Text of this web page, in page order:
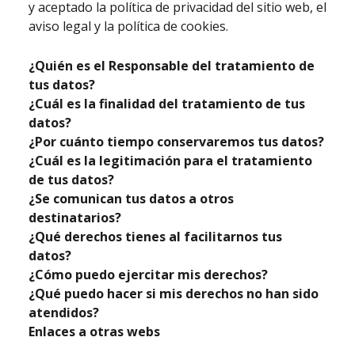
y aceptado la política de privacidad del sitio web, el
aviso legal y la política de cookies.
¿Quién es el Responsable del tratamiento de
tus datos?
¿Cuál es la finalidad del tratamiento de tus
datos?
¿Por cuánto tiempo conservaremos tus datos?
¿Cuál es la legitimación para el tratamiento
de tus datos?
¿Se comunican tus datos a otros
destinatarios?
¿Qué derechos tienes al facilitarnos tus
datos?
¿Cómo puedo ejercitar mis derechos?
¿Qué puedo hacer si mis derechos no han sido
atendidos?
Enlaces a otras webs